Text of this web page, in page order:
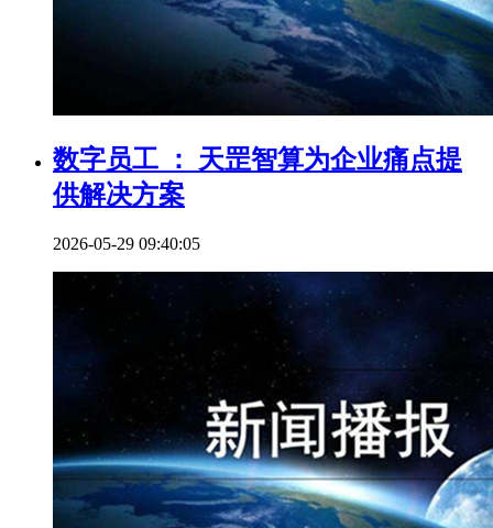
数字员工 ： 天罡智算为企业痛点提
供解决方案
2026-05-29 09:40:05